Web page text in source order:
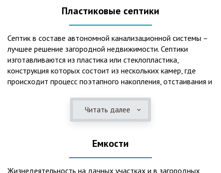
Пластиковые септики
Септик в составе автономной канализационной системы –
лучшее решение загородной недвижимости. Септики
изготавливаются из пластика или стеклопластика,
конструкция которых состоит из нескольких камер, где
происходит процесс поэтапного накопления, отстаивания и
длительный срок службы, так как не подвержены коррозии.
2. Обладают высокой прочностью – способны
состоянии. 3. Могут эксплуатироваться в любом регионе
России при любых низких температурах. 4. Полностью
герметичны, что дает гарантию по полной безопасности
Читать далее
Емкости
Жизнедеятельность на дачных участках и в загородных